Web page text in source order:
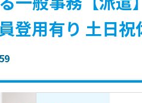
登用有り 土日祝